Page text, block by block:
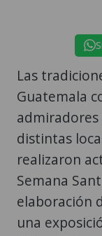
Las
Guatemala
admiradores
distintas
realizaron
Semana
elaboración
una